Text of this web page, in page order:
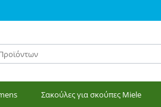
Σακούλες για σκούπες Miele